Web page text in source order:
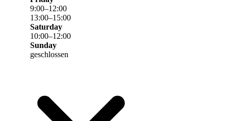
9:00–12:00
13:00–15:00
Saturday
10:00–12:00
Sunday
geschlossen